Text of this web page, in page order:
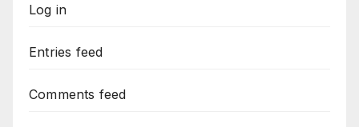
Log in
Entries feed
Comments feed